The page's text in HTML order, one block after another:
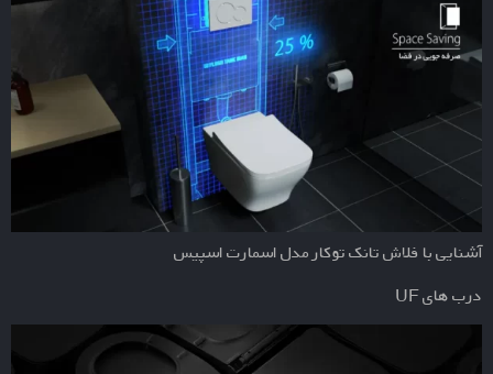
آشنایی با فلاش تانک توکار مدل اسمارت اسپیس
درب های UF